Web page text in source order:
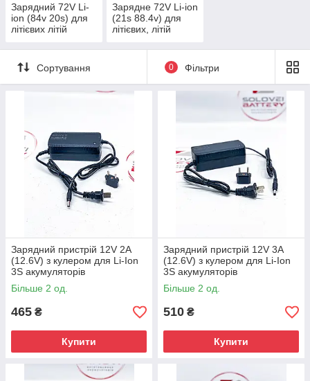
Зарядний 72V Li-
ion (84v 20s) для
літієвих літій
акумуляторів
Зарядне 72V Li-ion
(21s 88.4v) для
літієвих, літій
акумуляторів
Сортування
0 Фільтри
Зарядний пристрій 12V 2A
(12.6V) з кулером для Li-Ion
3S акумуляторів
Більше 2 од.
465 ₴
Купити
Зарядний пристрій 12V 3A
(12.6V) з кулером для Li-Ion
3S акумуляторів
Більше 2 од.
510 ₴
Купити